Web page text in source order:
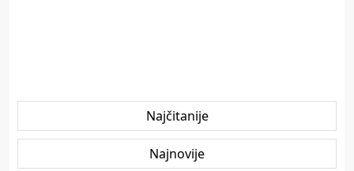
Najčitanije
Najnovije